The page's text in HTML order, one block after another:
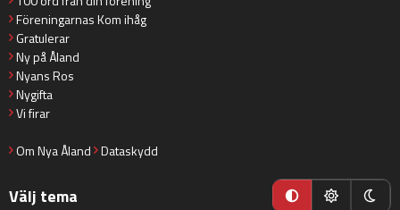
Föreningarnas Kom ihåg
Gratulerar
Ny på Åland
Nyans Ros
Nygifta
Vi firar
Om Nya Åland Dataskydd
Välj tema